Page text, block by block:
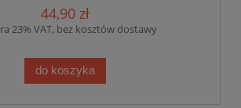
44,90 zł
23% VAT, bez kosztów dostawy
do koszyka